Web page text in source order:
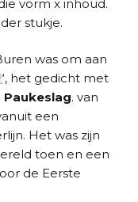
vorm x inhoud.
stukje.
was om aan
‘, het gedicht met
Paukeslag. van
een
Het was zijn
toen en een
de Eerste